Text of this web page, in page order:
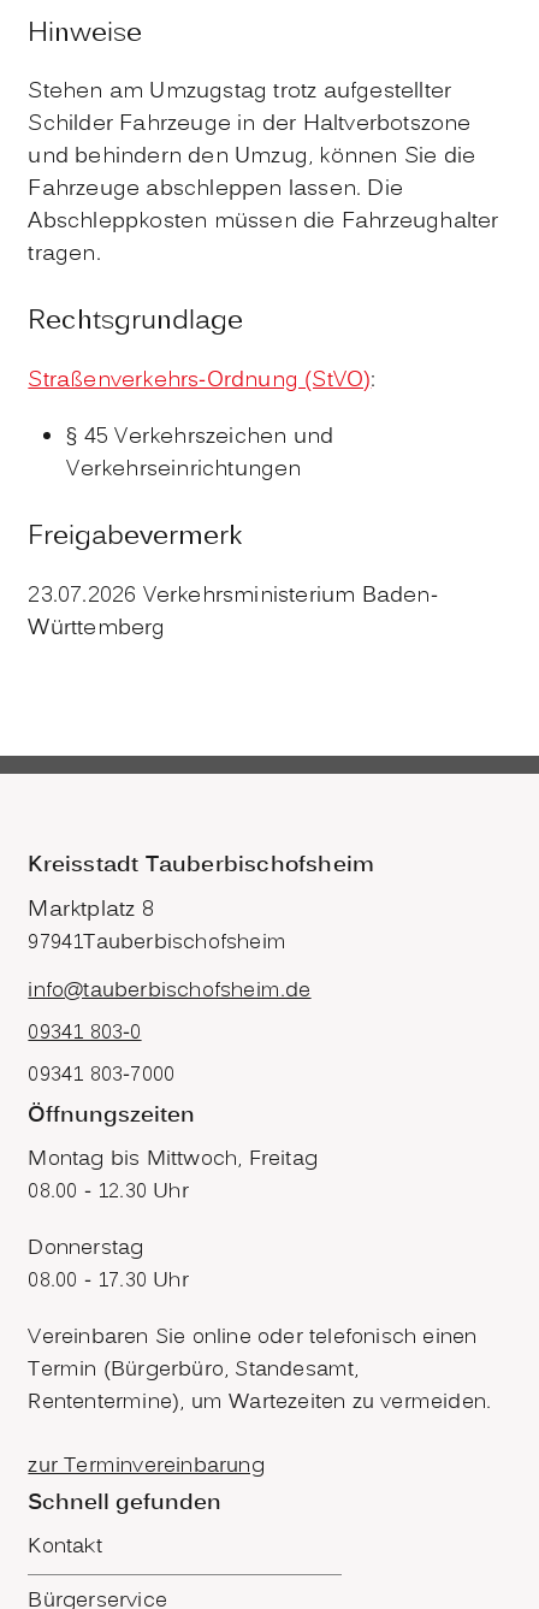
Hinweise
Stehen am Umzugstag trotz aufgestellter
Schilder Fahrzeuge in der Haltverbotszone
und behindern den Umzug, können Sie die
Fahrzeuge abschleppen lassen. Die
Abschleppkosten müssen die Fahrzeughalter
tragen.
Rechtsgrundlage
Straßenverkehrs-Ordnung (StVO):
§ 45 Verkehrszeichen und
Verkehrseinrichtungen
Freigabevermerk
23.07.2026 Verkehrsministerium Baden-
Württemberg
Kreisstadt Tauberbischofsheim
Marktplatz 8
97941Tauberbischofsheim
info@tauberbischofsheim.de
09341 803-0
09341 803-7000
Öffnungszeiten
Montag bis Mittwoch, Freitag
08.00 - 12.30 Uhr
Donnerstag
08.00 - 17.30 Uhr
Vereinbaren Sie online oder telefonisch einen
Termin (Bürgerbüro, Standesamt,
Rententermine), um Wartezeiten zu vermeiden.
zur Terminvereinbarung
Schnell gefunden
Kontakt
Bürgerservice